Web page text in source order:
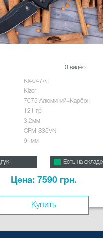
0 видео
Ki4647A1
Kizer
7075 Алюминий+Карбон
121 гр
3.2мм
CPM-S35VN
91мм
Есть на складе
Цена: 7590 грн.
Купить